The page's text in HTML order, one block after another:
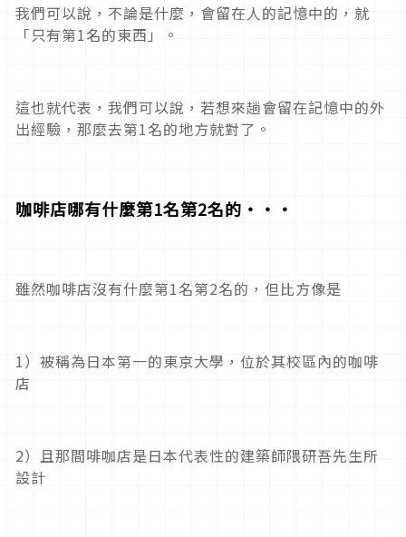
我們可以說，不論是什麼，會留在人的記憶中的，就
「只有第1名的東西」。
這也就代表，我們可以說，若想來趟會留在記憶中的外
出經驗，那麼去第1名的地方就對了。
咖啡店哪有什麼第1名第2名的・・・
雖然咖啡店沒有什麼第1名第2名的，但比方像是
1）被稱為日本第一的東京大學，位於其校區內的咖啡
店
2）且那間啡咖店是日本代表性的建築師隈研吾先生所
設計